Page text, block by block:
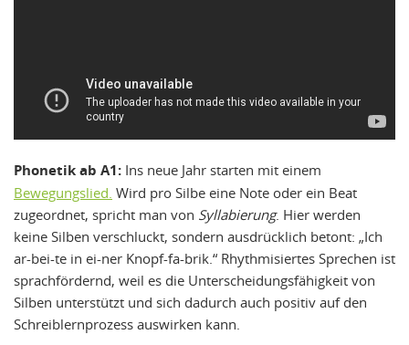
Phonetik ab A1: Ins neue Jahr starten mit einem
Bewegungslied. Wird pro Silbe eine Note oder ein Beat
zugeordnet, spricht man von Syllabierung. Hier werden
keine Silben verschluckt, sondern ausdrücklich betont: „Ich
ar-bei-te in ei-ner Knopf-fa-brik.“ Rhythmisiertes Sprechen ist
sprachfördernd, weil es die Unterscheidungsfähigkeit von
Silben unterstützt und sich dadurch auch positiv auf den
Schreiblernprozess auswirken kann.